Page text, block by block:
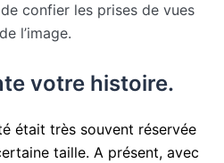
confier les prises de vues
l’image.
votre histoire.
était très souvent réservée
taille. A présent, avec